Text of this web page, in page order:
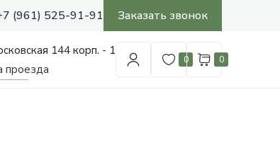
(961) 525-91-91 Заказать звонок
144 корп. - 1
проезда
0 0